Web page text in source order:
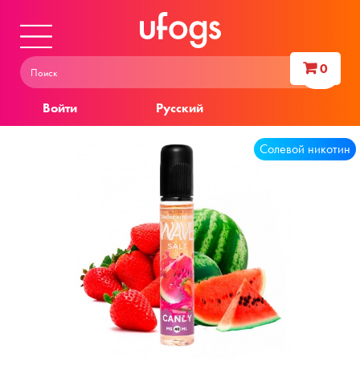
Войти Русский
0
Солевой никотин